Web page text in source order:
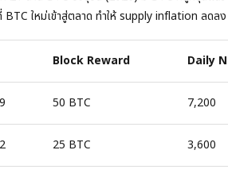
ใหม่เข้าสู่ตลาด ทำให้ supply inflation ลดลง
Block Reward Daily
50 BTC 7,200
25 BTC 3,600